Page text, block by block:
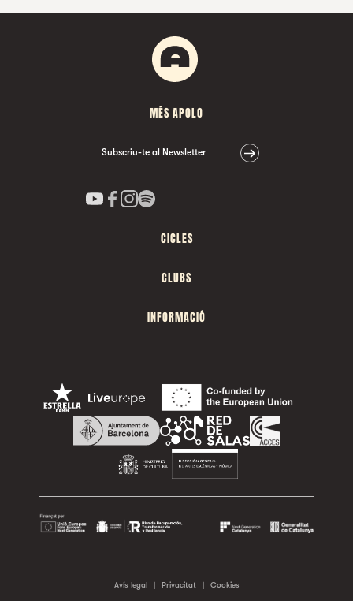
MÉS APOLO
Subscriu-te al Newsletter
CICLES
CLUBS
INFORMACIÓ
Avís legal | Privacitat | Cookies